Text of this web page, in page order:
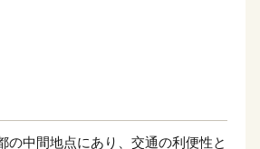
の中間地点にあり、交通の利便性と